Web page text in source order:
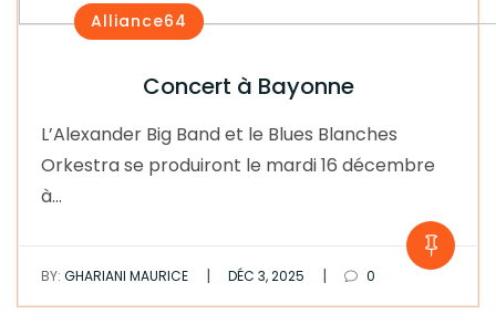
Alliance64
Concert à Bayonne
L’Alexander Big Band et le Blues Blanches
Orkestra se produiront le mardi 16 décembre
à…
BY: GHARIANI MAURICE | DÉC 3, 2025 | 0